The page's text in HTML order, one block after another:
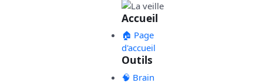
Accueil
🏠 Page
d'accueil
Outils
🧠 Brain